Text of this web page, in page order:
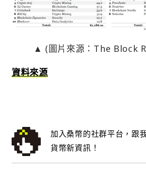
▲ (圖片來源：The Block
資料來源
加入桑幣的社群平台，跟
貨幣新資訊！